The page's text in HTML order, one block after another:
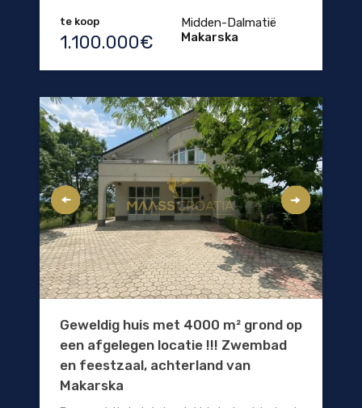
te koop
1.100.000€
Midden-Dalmatië
Makarska
Geweldig huis met 4000 m² grond op
een afgelegen locatie !!! Zwembad
en feestzaal, achterland van
Makarska